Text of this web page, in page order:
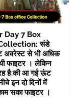
Day 7 Box
संडे
अवरेस्ट से भी अधिक
फाइटर । लेकिन
है की आ गई ऊंट
इन दो दिनों में
सका फाइटर ।